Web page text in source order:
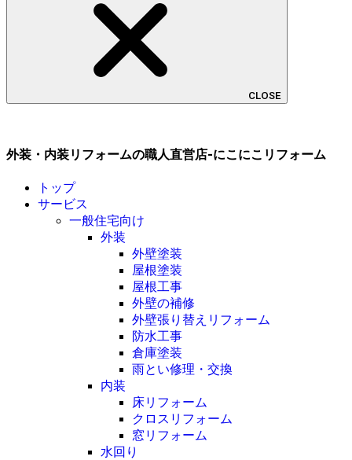
CLOSE
外装・内装リフォームの職人直営店-にこにこリフォーム
トップ
サービス
一般住宅向け
外装
外壁塗装
屋根塗装
屋根工事
外壁の補修
外壁張り替えリフォーム
防水工事
倉庫塗装
雨とい修理・交換
内装
床リフォーム
クロスリフォーム
窓リフォーム
水回り